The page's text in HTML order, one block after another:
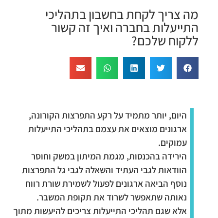
מה צריך לקחת בחשבון בתהליכי
התייעלות בחברה ואיך זה קשור
ללקוח שלכם?
היום, יותר מתמיד על רקע התפרצות הקורונה,
ארגונים מוצאים את עצמם בתהליכי התייעלות
עמוקים.
הירידה בהכנסות, מגמת המיתון במשק וחוסר
הוודאות לגבי העתיד והשאלה לגבי גל התפרצות
נוסף הביאה ארגונים לפעול לשמירת שורת רווח
נאותה שתאפשר לשרוד את תקופת המשבר.
אלא שגם תהליכי התייעלות צריכים להיעשות מתוך